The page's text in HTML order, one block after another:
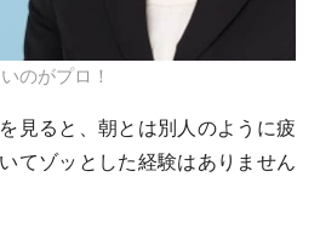
のがプロ！
見ると、朝とは別人のように疲
てゾッとした経験はありません